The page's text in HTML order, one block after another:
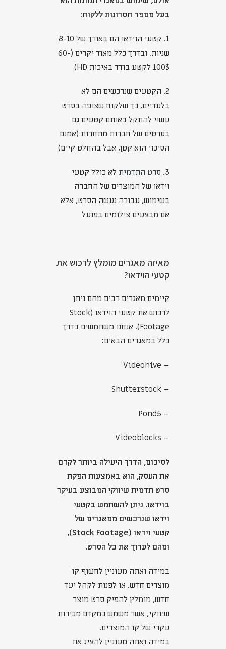
בעל מספר חסרונות ללקוח:
1. קטעי הוידאו הם באורך של 8-10
שניות, ובדרך כלל מאוד יקרים (60-
100$ לקטע בודד באיכות HD)
2. הקטעים שנרכשים הם לא
בלעדיים, כך שלקוח שצופה בסרט
עשוי להתקל באותם קטעים גם
בסרטים של חברות מתחרות (אמנם
הסיכוי הוא קטן, אבל בהחלט קיים)
3. סרט התדמית לא כולל קטעי
וידאו של המוצרים של החברה
בשימוש, עבורה נעשה הסרט, אלא
אם מבצעים צילומים בפועל
מאיזה מאגרים מומלץ לרכוש את
קטעי הוידאו?
קיימים מאגרים רבים מהם ניתן
לרכוש את קטעי הוידאו (Stock
Footage). אנחנו משתמשים בדרך
כלל במאגרים הבאים:
– Videohive
– Shutterstock
– Pond5
– Videoblocks
לסיכום, הדרך היעילה ביותר לקדם
את העסק, הוא באמצעות הפקת
סרט תדמית שיווקי המבוצע בעיקר
בוידאו. ניתן להשתמש בקטעי
וידאו שנרכשים ממאגרים של
קטעי וידאו (Stock Footage),
ומהם לערוך את כל הסרט.
במידה ואתה מעוניין לחשוף קו
מוצרים חדש, או לפנות לקהל יעד
חדש, מומלץ להפיק סרט מוצר
שיווקי, אשר משמש כמקדם מכירות
עקרי של קו המוצרים.
במידה ואתה מעוניין להציג את